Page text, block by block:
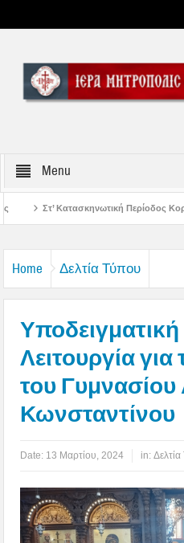
Menu
Κοριτσιών Γυμνασίου
Home Δελτία Τύπου
Υποδειγματική
Λειτουργία
του Γυμνασίου
Κωνσταντίνου
Date: 13 Μαρτίου, 2024 in: